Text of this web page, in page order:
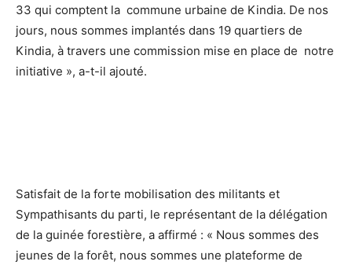
33 qui comptent la commune urbaine de Kindia. De nos
jours, nous sommes implantés dans 19 quartiers de
Kindia, à travers une commission mise en place de notre
initiative », a-t-il ajouté.
Satisfait de la forte mobilisation des militants et
Sympathisants du parti, le représentant de la délégation
de la guinée forestière, a affirmé : « Nous sommes des
jeunes de la forêt, nous sommes une plateforme de